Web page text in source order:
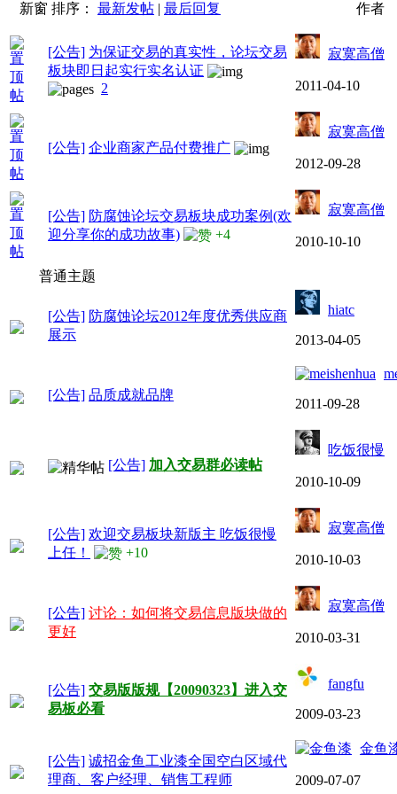
新窗 排序： 最新发帖 | 最后回复 作者
[公告] 为保证交易的真实性，论坛交易
板块即日起实行实名认证
2
寂寞高僧
2011-04-10
[公告] 企业商家产品付费推广
寂寞高僧
2012-09-28
[公告] 防腐蚀论坛交易板块成功案例(欢
迎分享你的成功故事)
+4
寂寞高僧
2010-10-10
普通主题
[公告] 防腐蚀论坛2012年度优秀供应商
展示
hiatc
2013-04-05
[公告] 品质成就品牌
2011-09-28
[公告] 加入交易群必读帖
吃饭很慢
2010-10-09
[公告] 欢迎交易板块新版主 吃饭很慢
上任！
+10
寂寞高僧
2010-10-03
[公告] 讨论：如何将交易信息版块做的
更好
寂寞高僧
2010-03-31
[公告] 交易版版规【20090323】进入交
易板必看
fangfu
2009-03-23
[公告] 诚招金鱼工业漆全国空白区域代
理商、客户经理、销售工程师
金鱼
2009-07-07